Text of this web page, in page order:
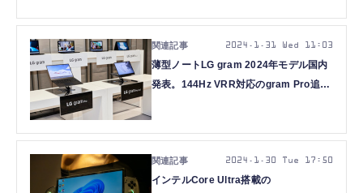
薄型ノートLG gram 2024年モデル国内
発表。144Hz VRR対応のgram Pro追
2024.1.31 Wed 11:03
インテルCore Ultra搭載の
2024.1.30 Tue 17:50